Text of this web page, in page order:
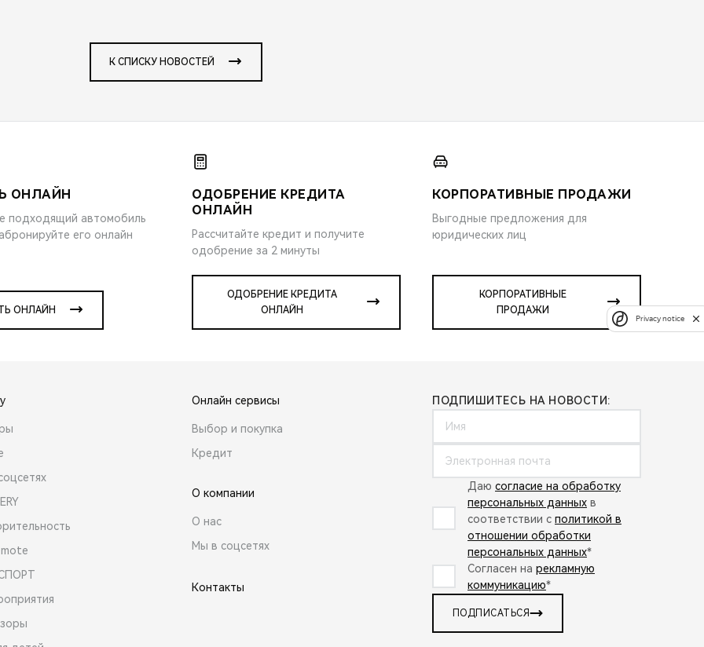
К СПИСКУ НОВОСТЕЙ
ОНЛАЙН
подходящий автомобиль
его онлайн
ОНЛАЙН
ОДОБРЕНИЕ КРЕДИТА
ОНЛАЙН
Рассчитайте кредит и получите
одобрение за 2 минуты
ОДОБРЕНИЕ КРЕДИТА
ОНЛАЙН
КОРПОРАТИВНЫЕ ПРОДАЖИ
Выгодные предложения для
юридических лиц
КОРПОРАТИВНЫЕ
ПРОДАЖИ
СПОРТ
Онлайн сервисы
Выбор и покупка
Кредит
О компании
О нас
Мы в соцсетях
Контакты
ПОДПИШИТЕСЬ НА НОВОСТИ:
Даю согласие на обработку
персональных данных в
соответствии с политикой в
отношении обработки
персональных данных*
Согласен на рекламную
коммуникацию*
ПОДПИСАТЬСЯ
Privacy notice